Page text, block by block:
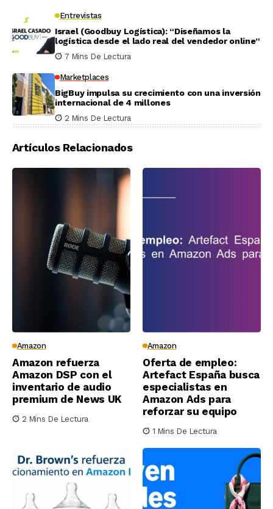
Entrevistas
Israel (Goodbuy Logística): “Diseñamos la
logística desde el lado real del vendedor online”
7 Mins De Lectura
Marketplaces
BigBuy impulsa su crecimiento con una inversión
internacional de 4 millones
2 Mins De Lectura
Artículos Relacionados
Amazon
Amazon refuerza
Amazon DSP con el
inventario de audio
premium de News UK
2 Mins De Lectura
Amazon
Oferta de empleo:
Artefact España busca
especialistas en
Amazon Ads para
reforzar su equipo
1 Mins De Lectura